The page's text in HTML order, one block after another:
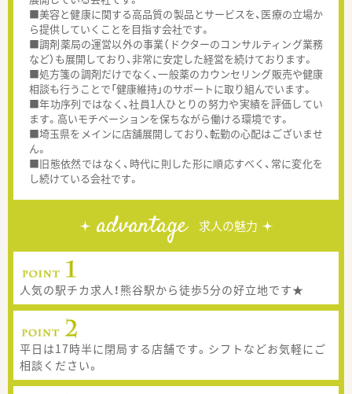
■美容と健康に関する高品質の製品とサービスを、医療の立場か
ら提供していくことを目指す会社です。
■調剤薬局の運営以外の事業（ドクターのコンサルティング業務
など）も展開しており、非常に安定した経営を続けております。
■処方箋の調剤だけでなく、一般薬のカウンセリング販売や健康
相談も行うことで「健康維持」のサポートに取り組んでいます。
■年功序列ではなく、社員1人ひとりの努力や実績を評価してい
ます。高いモチベーションを保ちながら働ける環境です。
■埼玉県をメインに店舗展開しており、転勤の心配はございませ
ん。
■旧態依然ではなく、時代に則した形に順応すべく、常に変化を
し続けている会社です。
advantage 求人の魅力
人気の駅チカ求人！熊谷駅から徒歩5分の好立地です★
平日は17時半に閉局する店舗です。シフトなどお気軽にご
相談ください。